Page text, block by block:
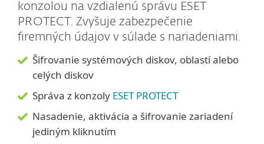
konzolou na vzdialenú správu ESET
PROTECT. Zvyšuje zabezpečenie
firemných údajov v súlade s nariadeniami.
Šifrovanie systémových diskov, oblastí alebo
celých diskov
Správa z konzoly ESET PROTECT
Nasadenie, aktivácia a šifrovanie zariadení
jediným kliknutím